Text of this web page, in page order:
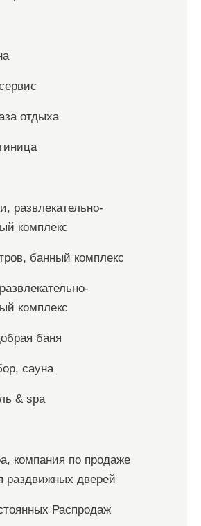
отдыха
развлекательно-
комплекс
банный комплекс
комплекс
баня
сауна
& spa
компания по продаже
раздвижных дверей
Распродаж